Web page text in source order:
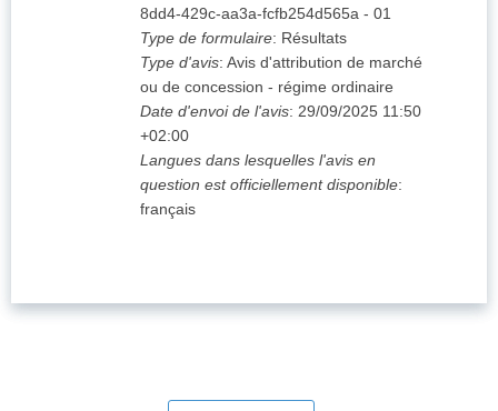
8dd4-429c-aa3a-fcfb254d565a - 01
Type de formulaire: Résultats
Type d'avis: Avis d'attribution de marché
ou de concession - régime ordinaire
Date d'envoi de l'avis: 29/09/2025 11:50
+02:00
Langues dans lesquelles l'avis en
question est officiellement disponible:
français